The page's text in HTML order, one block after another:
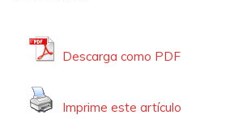
c
Descarga como PDF
Imprime este artículo